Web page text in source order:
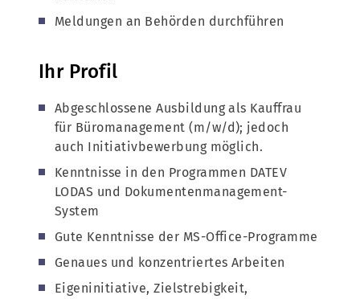
Meldungen an Behörden durchführen
Ihr Profil
Abgeschlossene Ausbildung als Kauffrau
für Büromanagement (m/w/d); jedoch
auch Initiativbewerbung möglich.
Kenntnisse in den Programmen DATEV
LODAS und Dokumentenmanagement-
System
Gute Kenntnisse der MS-Office-Programme
Genaues und konzentriertes Arbeiten
Eigeninitiative, Zielstrebigkeit,